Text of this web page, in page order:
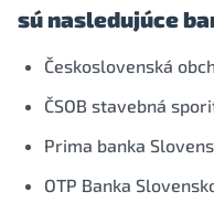
sú nasledujúce
Československá
ČSOB stavebná
Prima banka
OTP Banka